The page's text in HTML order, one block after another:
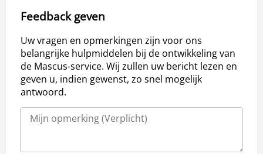
Feedback geven
Uw vragen en opmerkingen zijn voor ons
belangrijke hulpmiddelen bij de ontwikkeling van
de Mascus-service. Wij zullen uw bericht lezen en
geven u, indien gewenst, zo snel mogelijk
antwoord.